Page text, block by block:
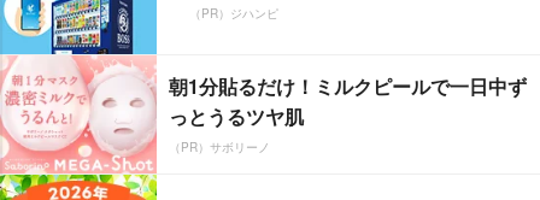
（PR）ジハンピ
朝1分貼るだけ！ミルクピールで一日中ず
っとうるツヤ肌
（PR）サボリーノ